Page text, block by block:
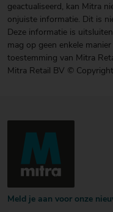
geactualiseerd, kan Mitra
onjuiste informatie. Dit is
Deze informatie is
mag op geen enkele
toestemming van Mitra
Mitra Retail BV ©
Meld je aan voor onze